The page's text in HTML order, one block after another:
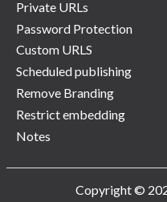
Private URLs
Password Protection
Custom URLS
Scheduled publishing
Remove Branding
Restrict embedding
Notes
Copyright ©